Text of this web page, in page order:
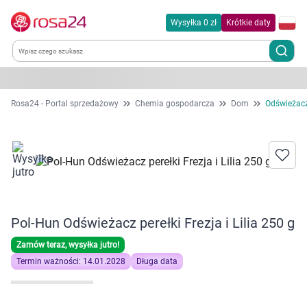
Wysyłka 0 zł Krótkie daty
Kategorie
Dla zwierząt
Zdrowie
Kobieta w ciąży i mama
Rosa24 - Portal sprzedażowy Chemia gospodarcza Dom
Pol-Hun Odświeżacz perełki Frezja i Lilia 250 g
Zamów teraz, wysyłka jutro!
Termin ważności: 14.01.2028
Długa data